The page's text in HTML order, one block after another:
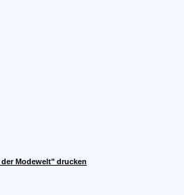
der Modewelt" drucken